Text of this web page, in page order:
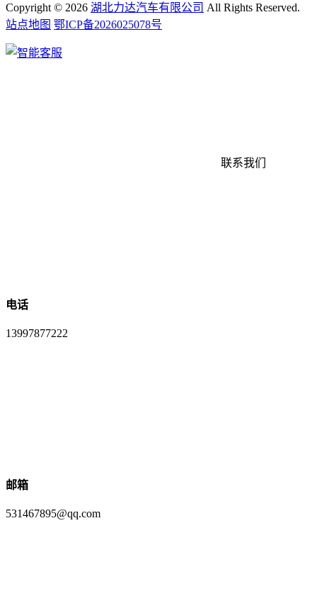
Copyright © 2026 湖北力达汽车有限公司 All Rights Reserved.
站点地图 鄂ICP备2026025078号
联系我们
电话
13997877222
邮箱
531467895@qq.com